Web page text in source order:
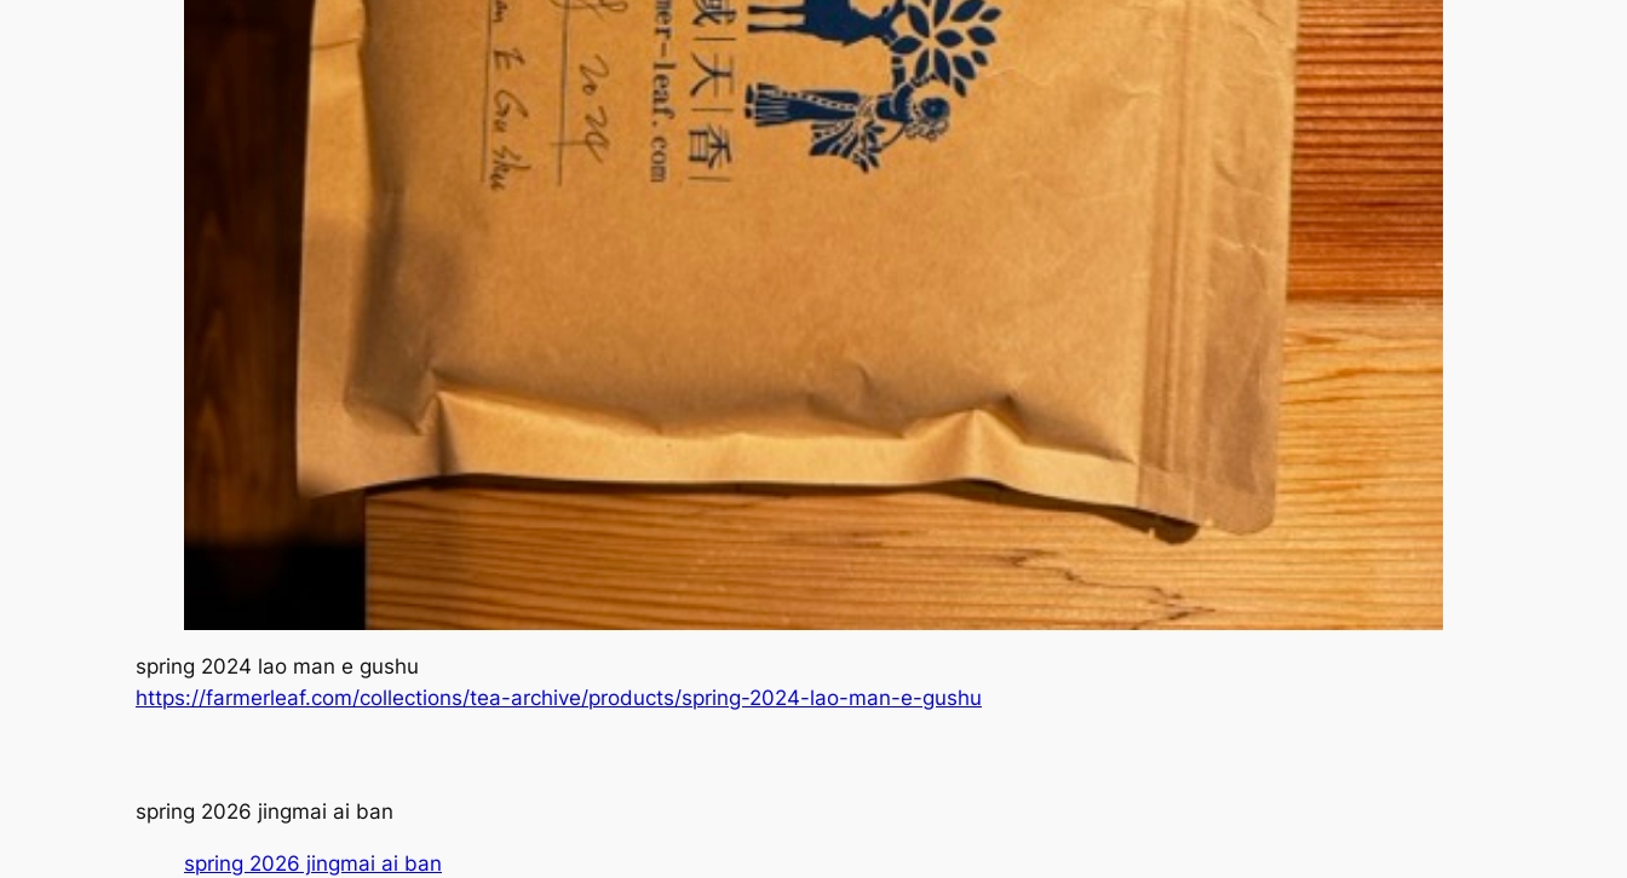
spring 2024 lao man e gushu
https://farmerleaf.com/collections/tea-archive/products/spring-2024-lao-man-e-gushu
spring 2026 jingmai ai ban
spring 2026 jingmai ai ban